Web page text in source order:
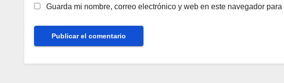
Guarda mi nombre, correo electrónico y web en este navegador